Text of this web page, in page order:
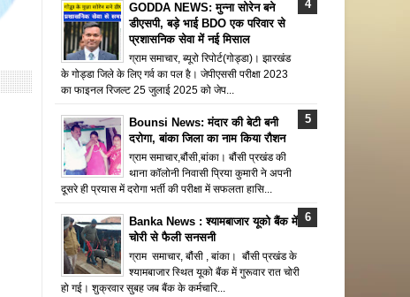
GODDA NEWS: मुन्ना सोरेन बने
डीएसपी, बड़े भाई BDO एक परिवार से
प्रशासनिक सेवा में नई मिसाल
ग्राम समाचार, ब्यूरो रिपोर्ट(गोड्डा)। झारखंड
के गोड्डा जिले के लिए गर्व का पल है। जेपीएससी परीक्षा 2023
का फाइनल रिजल्ट 25 जुलाई 2025 को जेप...
Bounsi News: मंदार की बेटी बनी
दरोगा, बांका जिला का नाम किया रौशन
ग्राम समाचार,बौंसी,बांका। बौंसी प्रखंड की
थाना कॉलोनी निवासी प्रिया कुमारी ने अपनी
दूसरे ही प्रयास में दरोगा भर्ती की परीक्षा में सफलता हासि...
Banka News : श्यामबाजार यूको बैंक में
चोरी से फैली सनसनी
ग्राम समाचार, बौंसी , बांका। बौंसी प्रखंड के
श्यामबाजार स्थित यूको बैंक में गुरूवार रात चोरी
हो गई। शुक्रवार सुबह जब बैंक के कर्मचारि...